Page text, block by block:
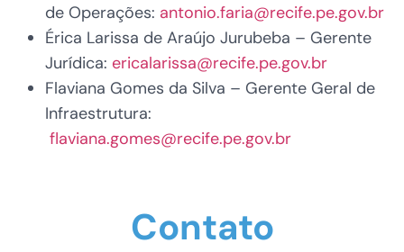
de Operações: antonio.faria@recife.pe.gov.br
Érica Larissa de Araújo Jurubeba – Gerente
Jurídica: ericalarissa@recife.pe.gov.br
Flaviana Gomes da Silva – Gerente Geral de
Infraestrutura:
flaviana.gomes@recife.pe.gov.br
Contato